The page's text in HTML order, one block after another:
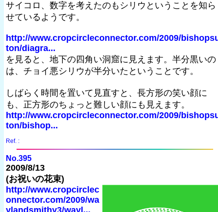
サイコロ、数字を考えたのもシリウということを知ら
せているようです。
http://www.cropcircleconnector.com/2009/
ton/diagra...
を見ると、地下の四角い洞窟に見えます。半分黒いの
は、チョイ悪シリウが半分いたということです。
しばらく時間を置いて見直すと、長方形の笑い顔に
も、正方形のちょっと難しい顔にも見えます。
http://www.cropcircleconnector.com/2009/
ton/bishop...
Ref. :
No.395
2009/8/13
(お祝いの花束)
http://www.cropcirclec
onnector.com/2009/wa